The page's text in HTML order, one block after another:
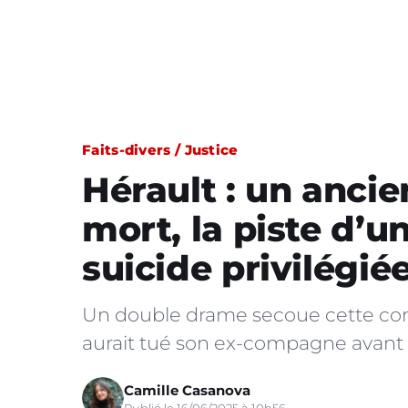
Faits-divers / Justice
Hérault : un
mort, la piste
suicide
Un double drame secoue cette
aurait tué son ex-compagne avant
Camille Casanova